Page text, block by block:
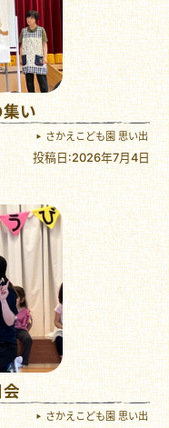
い
さかえこども園 思い出
投稿日:2026年7月4日
会
さかえこども園 思い出